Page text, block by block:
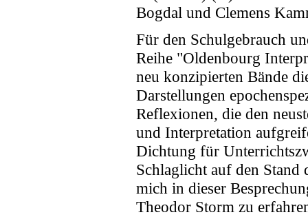
Bogdal und Clemens
Für den Schulgebrauch
Reihe "Oldenbourg
neu konzipierten Bände
Darstellungen
Reflexionen, die den
und Interpretation
Dichtung für
Schlaglicht auf den
mich in dieser
Theodor Storm zu